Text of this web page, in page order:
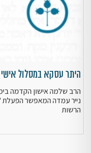
היתר עסקא במסלול אישי
הרב שלמה אישון הקדמה
נייר עמדה המאפשר הפעלת
הרשות